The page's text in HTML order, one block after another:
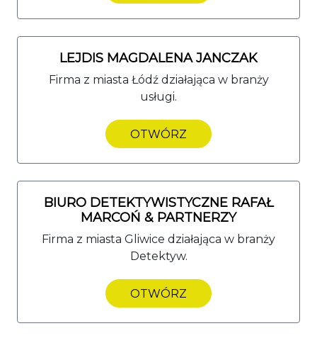
LEJDIS MAGDALENA JANCZAK
Firma z miasta Łódź działająca w branży
usługi.
OTWÓRZ
BIURO DETEKTYWISTYCZNE RAFAŁ
MARCOŃ & PARTNERZY
Firma z miasta Gliwice działająca w branży
Detektyw.
OTWÓRZ